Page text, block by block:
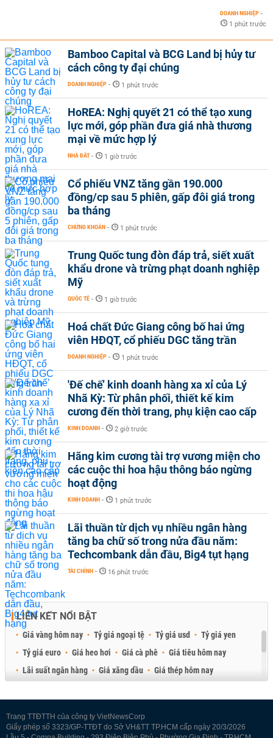
DOANH NGHIỆP -
1 phút trước
Bamboo Capital và BCG Land bị hủy tư
cách công ty đại chúng
DOANH NGHIỆP - 1 phút trước
HoREA: Nghị quyết 21 có thể tạo xung
lực mới, góp phần đưa giá nhà thương
mại về mức hợp lý
NHÀ ĐẤT - 1 giờ trước
Cổ phiếu VNZ tăng gần 190.000
đồng/cp sau 5 phiên, gấp đôi giá trong
ba tháng
CHỨNG KHOÁN - 1 phút trước
Trung Quốc tung đòn đáp trả, siết xuất
khẩu drone và trừng phạt doanh nghiệp
Mỹ
QUỐC TẾ - 1 giờ trước
Hoá chất Đức Giang công bố hai ứng
viên HĐQT, cổ phiếu DGC tăng trần
DOANH NGHIỆP - 1 phút trước
'Đế chế’ kinh doanh hàng xa xỉ của Lý
Nhã Kỳ: Từ phân phối, thiết kế kim
cương đến thời trang, phụ kiện cao cấp
KINH DOANH - 2 giờ trước
Hãng kim cương tài trợ vương miện cho
các cuộc thi hoa hậu thông báo ngừng
hoạt động
KINH DOANH - 1 phút trước
Lãi thuần từ dịch vụ nhiều ngân hàng
tăng ba chữ số trong nửa đầu năm:
Techcombank dẫn đầu, Big4 tụt hạng
TÀI CHÍNH - 16 phút trước
LIÊN KẾT NỔI BẬT
Giá vàng hôm nay Tỷ giá ngoại tệ Tỷ giá usd
Tỷ giá yen
Tỷ giá euro
Giá heo hơi Giá cà phê
Giá tiêu hôm nay
Lãi suất ngân hàng
Giá xăng dầu
Giá thép hôm nay
Trang TTĐTTH của công ty VietNewsCorp
Giấy phép số 3323/GP-TTĐT do Sở VH&TT TP.HCM cấp ngày 20/3/2026